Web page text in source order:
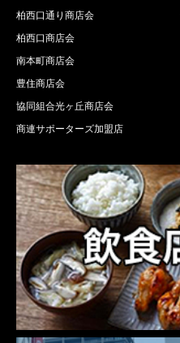
柏西口通り商店会
柏西口商店会
南本町商店会
豊住商店会
協同組合光ヶ丘商店会
商連サポーターズ加盟店